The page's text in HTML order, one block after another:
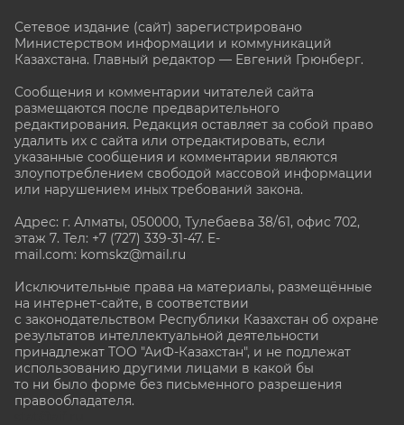
Сетевое издание (сайт) зарегистрировано
Министерством информации и коммуникаций
Казахстана. Главный редактор — Евгений Грюнберг.
Сообщения и комментарии читателей сайта
размещаются после предварительного
редактирования. Редакция оставляет за собой право
удалить их с сайта или отредактировать, если
указанные сообщения и комментарии являются
злоупотреблением свободой массовой информации
или нарушением иных требований закона.
Адрес: г. Алматы, 050000, Тулебаева 38/61, офис 702,
этаж 7. Тел: +7 (727) 339-31-47. E-
mail.com: komskz@mail.ru
Исключительные права на материалы, размещённые
на интернет-сайте, в соответствии
с законодательством Республики Казахстан об охране
результатов интеллектуальной деятельности
принадлежат ТОО "АиФ-Казахстан", и не подлежат
использованию другими лицами в какой бы
то ни было форме без письменного разрешения
правообладателя.